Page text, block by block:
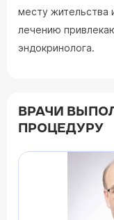
месту жительства
лечению
эндокринолога.
ВРАЧИ
ПРОЦЕДУРУ